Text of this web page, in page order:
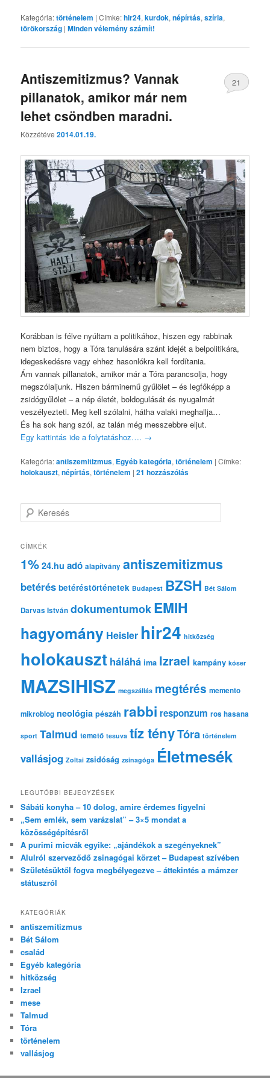
Kategória:történelem |Címke:hir24,kurdok,népírtás,szíria,
törökország |Minden vélemény számít!
Antiszemitizmus? Vannak
pillanatok, amikor már nem
lehet csöndben maradni.
Közzétéve2014.01.19.
21
Korábban is félve nyúltam a politikához, hiszen egy rabbinak
nem biztos, hogy a Tóra tanulására szánt idejét a belpolitikára,
idegeskedésre vagy ehhez hasonlókra kell fordítania.
Ám vannak pillanatok, amikor már a Tóra parancsolja, hogy
megszólaljunk. Hiszen bárminemű gyűlölet – és legfőképp a
zsidógyűlölet – a nép életét, boldogulását és nyugalmát
veszélyezteti. Meg kell szólalni, hátha valaki meghallja…
És ha sok hang szól, az talán még messzebbre eljut.
Egy kattintás ide a folytatáshoz…. →
Kategória:antiszemitizmus, Egyéb kategória,történelem |Címke:
holokauszt,népírtás,történelem |21 hozzászólás
e
e
é
CÍMKÉK
1% 24.hu adó alapítvány antiszemitizmus
betérés betéréstörténetek Budapest BZSH Bét Sálom
Darvas István dokumentumok EMIH
hagyomány Heisler hir24 hitközség
holokauszt háláhá ima Izrael kampány kóser
MAZSIHISZ megszállás megtérés memento
mikroblog neológia pészáh rabbi responzum ros hasana
sport Talmud temető tesuva tíz tényTóra történelem
vallásjog Zoltai zsidóság zsinagóga Életmesék
LEGUTÓBBI BEJEGYZÉSEK
Sábáti konyha – 10 dolog, amire érdemes figyelni
„Sem emlék, sem varázslat” – 3×5 mondat a
közösségépítésről
A purimi micvák egyike: „ajándékok a szegényeknek”
Alulról szerveződő zsinagógai körzet – Budapest szívében
Születésüktől fogva megbélyegezve – áttekintés a mámzer
státuszról
KATEGÓRIÁK
antiszemitizmus
Bét Sálom
család
Egyéb kategória
hitközség
Izrael
mese
Talmud
Tóra
történelem
vallásjog